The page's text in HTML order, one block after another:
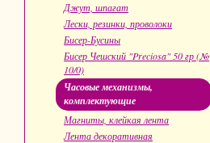
Джут, шпагат
Лески, резинки, проволоки
Бисер-Бусины
Бисер Чешский "Preciosa" 50 гр (№
10/0)
Часовые механизмы,
комплектующие
Магниты, клейкая лента
Лента декоративная